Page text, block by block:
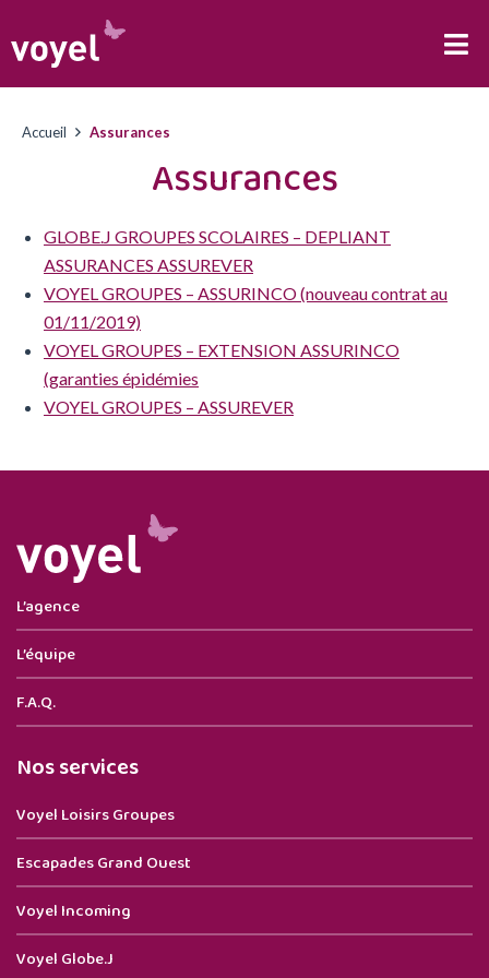
Accueil Assurances
Assurances
GLOBE.J GROUPES SCOLAIRES – DEPLIANT
ASSURANCES ASSUREVER
VOYEL GROUPES – ASSURINCO (nouveau contrat au
01/11/2019)
VOYEL GROUPES – EXTENSION ASSURINCO
(garanties épidémies
VOYEL GROUPES – ASSUREVER
L’agence
L’équipe
F.A.Q.
Nos services
Voyel Loisirs Groupes
Escapades Grand Ouest
Voyel Incoming
Voyel Globe.J